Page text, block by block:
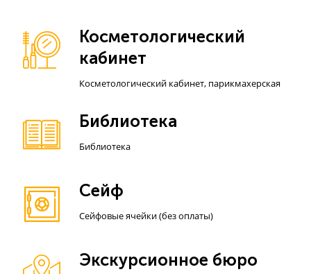
Косметологический
кабинет
Косметологический кабинет, парикмахерская
Библиотека
Библиотека
Сейф
Сейфовые ячейки (без оплаты)
Экскурсионное бюро